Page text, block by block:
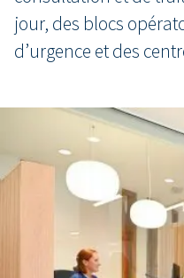
jour, des blocs
d’urgence et des